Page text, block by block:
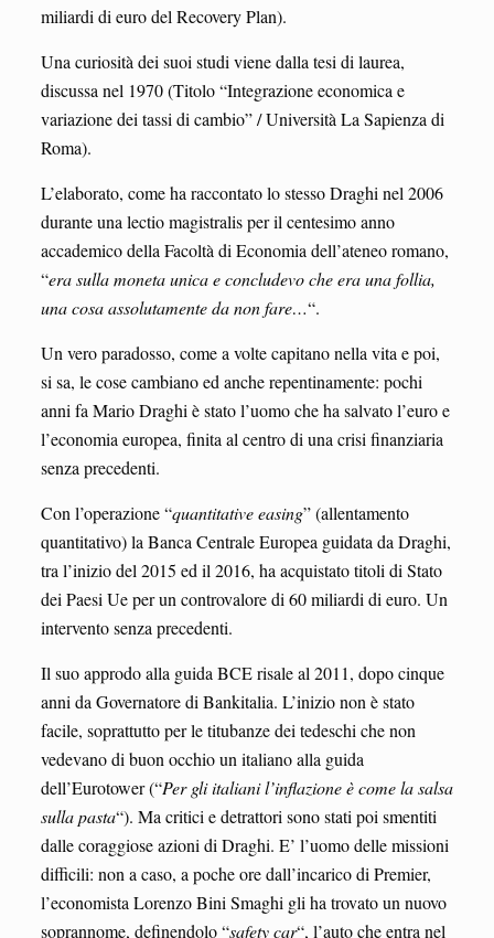
miliardi di euro del Recovery Plan).
Una curiosità dei suoi studi viene dalla tesi di laurea,
discussa nel 1970 (Titolo “Integrazione economica e
variazione dei tassi di cambio” / Università La Sapienza di
Roma).
L’elaborato, come ha raccontato lo stesso Draghi nel 2006
durante una lectio magistralis per il centesimo anno
accademico della Facoltà di Economia dell’ateneo romano,
“era sulla moneta unica e concludevo che era una follia,
una cosa assolutamente da non fare…“.
Un vero paradosso, come a volte capitano nella vita e poi,
si sa, le cose cambiano ed anche repentinamente: pochi
anni fa Mario Draghi è stato l’uomo che ha salvato l’euro e
l’economia europea, finita al centro di una crisi finanziaria
senza precedenti.
Con l’operazione “quantitative easing” (allentamento
quantitativo) la Banca Centrale Europea guidata da Draghi,
tra l’inizio del 2015 ed il 2016, ha acquistato titoli di Stato
dei Paesi Ue per un controvalore di 60 miliardi di euro. Un
intervento senza precedenti.
Il suo approdo alla guida BCE risale al 2011, dopo cinque
anni da Governatore di Bankitalia. L’inizio non è stato
facile, soprattutto per le titubanze dei tedeschi che non
vedevano di buon occhio un italiano alla guida
dell’Eurotower (“Per gli italiani l’inflazione è come la salsa
sulla pasta“). Ma critici e detrattori sono stati poi smentiti
dalle coraggiose azioni di Draghi. E’ l’uomo delle missioni
difficili: non a caso, a poche ore dall’incarico di Premier,
l’economista Lorenzo Bini Smaghi gli ha trovato un nuovo
soprannome, definendolo “safety car“, l’auto che entra nel